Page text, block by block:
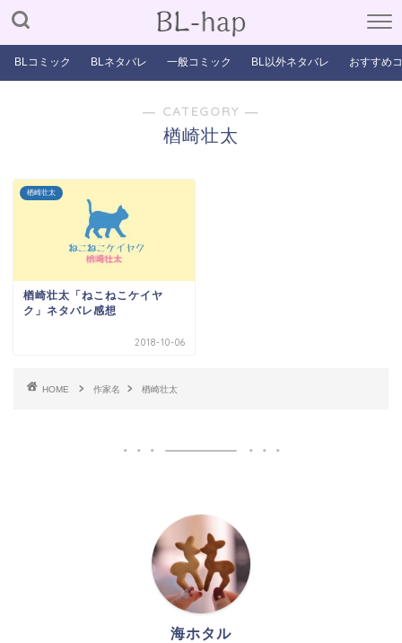
BLコミック BLネタバレ 一般コミック BL以外ネタバレ おすすめ
― CATEGORY ―
楢崎壮太
楢崎壮太
楢崎壮太「ねこねこケイヤ
ク」ネタバレ感想
2018-10-06
HOME 作家名 楢崎壮太
海ホタル